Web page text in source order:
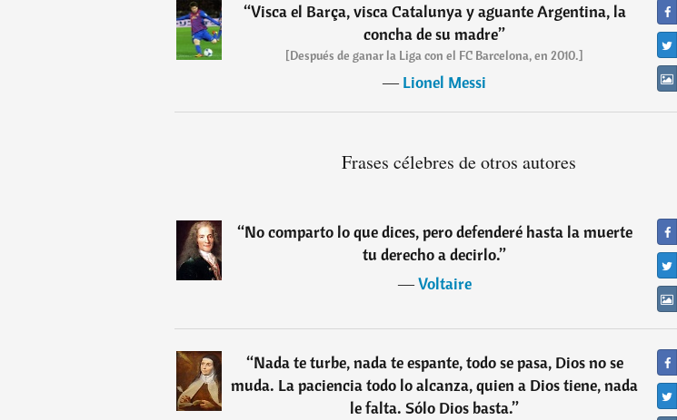
“Visca el Barça, visca Catalunya y aguante Argentina, la
concha de su madre”
[Después de ganar la Liga con el FC Barcelona, en 2010.]
―Lionel Messi
Frases célebres de otros autores
“No comparto lo que dices, pero defenderé hasta la muerte
tu derecho a decirlo.”
―Voltaire
“Nada te turbe, nada te espante, todo se pasa, Dios no se
muda. La paciencia todo lo alcanza, quien a Dios tiene, nada
le falta. Sólo Dios basta.”